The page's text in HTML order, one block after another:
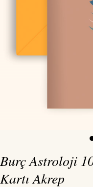
Burç Astroloji
Kartı Akrep